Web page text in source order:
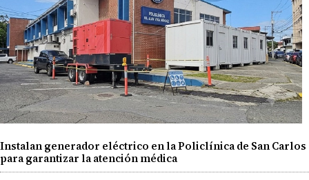
Instalan generador eléctrico en la Policlínica de San Carlos
para garantizar la atención médica